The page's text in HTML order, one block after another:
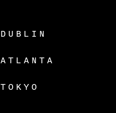
DUBLIN
ATLANTA
TOKYO